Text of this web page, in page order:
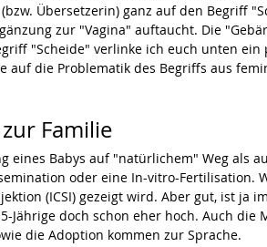
Übersetzerin) ganz auf den Begriff
zur "Vagina" auftaucht. Die
"Scheide" verlinke ich euch unten ein
auf die Problematik des Begriffs aus
Familie
eines Babys auf "natürlichem" Weg als
oder eine In-vitro-Fertilisation.
(ICSI) gezeigt wird. Aber gut, ist ja
doch schon eher hoch. Auch die
die Adoption kommen zur Sprache.